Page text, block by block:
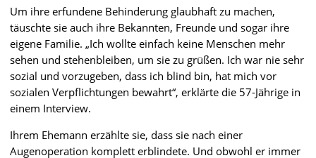
Um ihre erfundene Behinderung glaubhaft zu machen,
täuschte sie auch ihre Bekannten, Freunde und sogar ihre
eigene Familie. „Ich wollte einfach keine Menschen mehr
sehen und stehenbleiben, um sie zu grüßen. Ich war nie sehr
sozial und vorzugeben, dass ich blind bin, hat mich vor
sozialen Verpflichtungen bewahrt“, erklärte die 57-Jährige in
einem Interview.
Ihrem Ehemann erzählte sie, dass sie nach einer
Augenoperation komplett erblindete. Und obwohl er immer